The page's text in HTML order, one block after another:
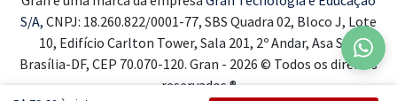
S/A, CNPJ: 18.260.822/0001-77, SBS Quadra 02, Bloco J, Lote
10, Edifício Carlton Tower, Sala 201, 2º Andar, Asa Sul,
Brasília-DF, CEP 70.070-120. Gran - 2026 © Todos os direitos
reservados ®